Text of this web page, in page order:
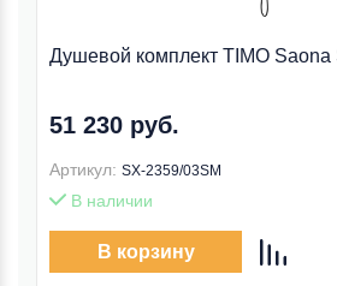
Душевой комплект TIMO Saona
51 230 руб.
Артикул: SX-2359/03SM
В наличии
В корзину